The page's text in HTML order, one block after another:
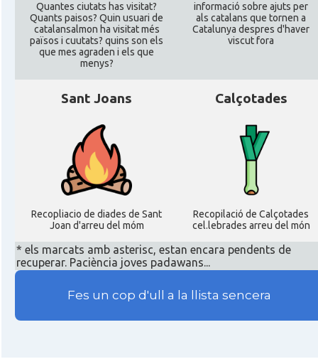
Quantes ciutats has visitat?
Quants paisos? Quin usuari de
catalansalmon ha visitat més
països i cuutats? quins son els
que mes agraden i els que
menys?
informació sobre ajuts per
als catalans que tornen a
Catalunya despres d'haver
viscut fora
Sant Joans
Recopliacio de diades de Sant
Joan d'arreu del móm
Calçotades
Recopilació de Calçotades
cel.lebrades arreu del món
* els marcats amb asterisc, estan encara pendents de
recuperar. Paciència joves padawans...
Fes un cop d'ull a la llista sencera